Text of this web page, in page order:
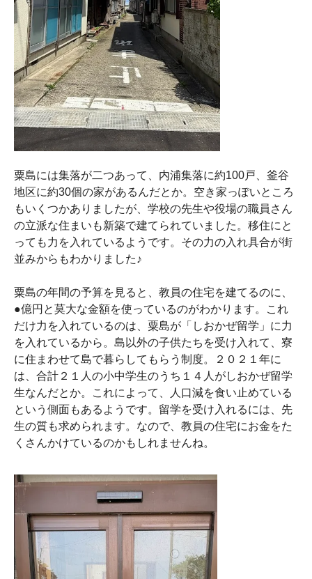
粟島には集落が二つあって、内浦集落に約100戸、釜谷
地区に約30個の家があるんだとか。空き家っぽいところ
もいくつかありましたが、学校の先生や役場の職員さん
の立派な住まいも新築で建てられていました。移住にと
っても力を入れているようです。その力の入れ具合が街
並みからもわかりました♪
粟島の年間の予算を見ると、教員の住宅を建てるのに、
●億円と莫大な金額を使っているのがわかります。これ
だけ力を入れているのは、粟島が「しおかぜ留学」に力
を入れているから。島以外の子供たちを受け入れて、寮
に住まわせて島で暮らしてもらう制度。２０２１年に
は、合計２１人の小中学生のうち１４人がしおかぜ留学
生なんだとか。これによって、人口減を食い止めている
という側面もあるようです。留学を受け入れるには、先
生の質も求められます。なので、教員の住宅にお金をた
くさんかけているのかもしれませんね。